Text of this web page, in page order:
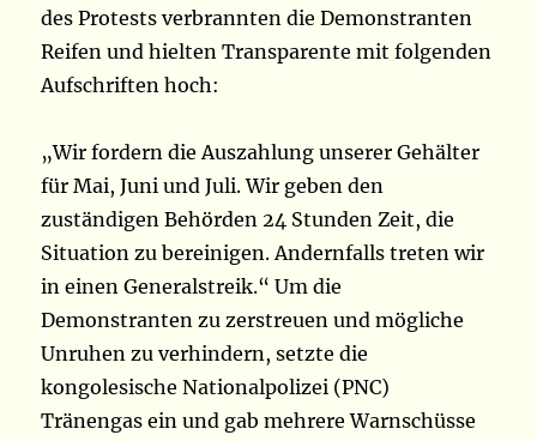
des Protests verbrannten die Demonstranten
Reifen und hielten Transparente mit folgenden
Aufschriften hoch:
„Wir fordern die Auszahlung unserer Gehälter
für Mai, Juni und Juli. Wir geben den
zuständigen Behörden 24 Stunden Zeit, die
Situation zu bereinigen. Andernfalls treten wir
in einen Generalstreik.“ Um die
Demonstranten zu zerstreuen und mögliche
Unruhen zu verhindern, setzte die
kongolesische Nationalpolizei (PNC)
Tränengas ein und gab mehrere Warnschüsse